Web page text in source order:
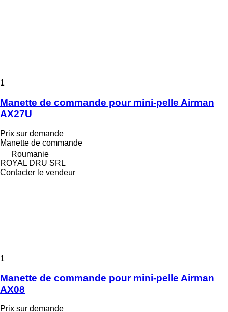
1
Manette de commande pour mini-pelle Airman
AX27U
Prix sur demande
Manette de commande
Roumanie
ROYAL DRU SRL
Contacter le vendeur
1
Manette de commande pour mini-pelle Airman
AX08
Prix sur demande